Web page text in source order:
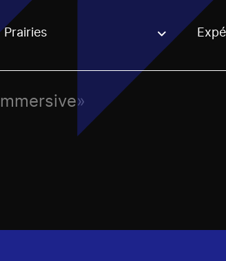
applied when selecting an option.
Prairies